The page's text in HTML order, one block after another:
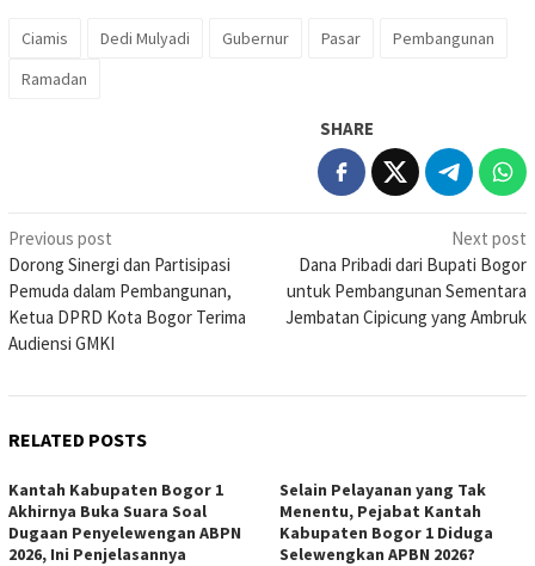
Ciamis Dedi Mulyadi Gubernur Pasar
Pembangunan
Ramadan
SHARE
Post
navigation
Previous post
Dorong Sinergi dan Partisipasi
Pemuda dalam Pembangunan,
Ketua DPRD Kota Bogor Terima
Audiensi GMKI
Next post
Dana Pribadi dari Bupati Bogor
untuk Pembangunan Sementara
Jembatan Cipicung yang Ambruk
RELATED POSTS
Kantah Kabupaten Bogor 1
Akhirnya Buka Suara Soal
Dugaan Penyelewengan ABPN
2026, Ini Penjelasannya
Selain Pelayanan yang Tak
Menentu, Pejabat Kantah
Kabupaten Bogor 1 Diduga
Selewengkan APBN 2026?